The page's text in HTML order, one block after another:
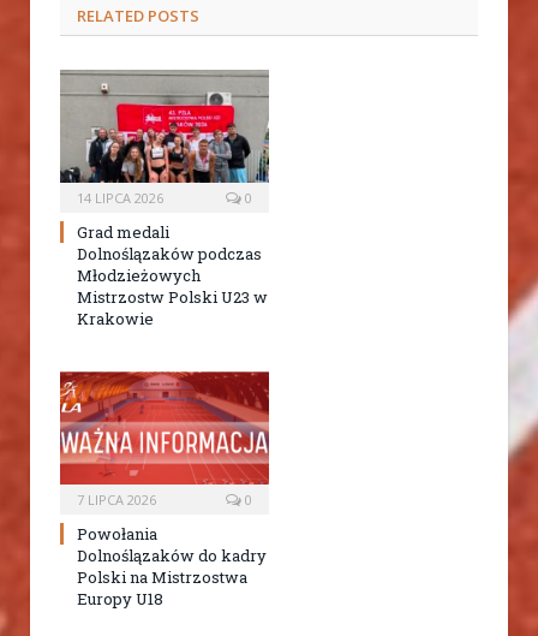
RELATED POSTS
14 LIPCA 2026 0
Grad medali
Dolnoślązaków podczas
Młodzieżowych
Mistrzostw Polski U23 w
Krakowie
7 LIPCA 2026 0
Powołania
Dolnoślązaków do kadry
Polski na Mistrzostwa
Europy U18